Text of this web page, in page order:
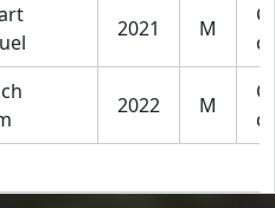
2021 M
2022 M